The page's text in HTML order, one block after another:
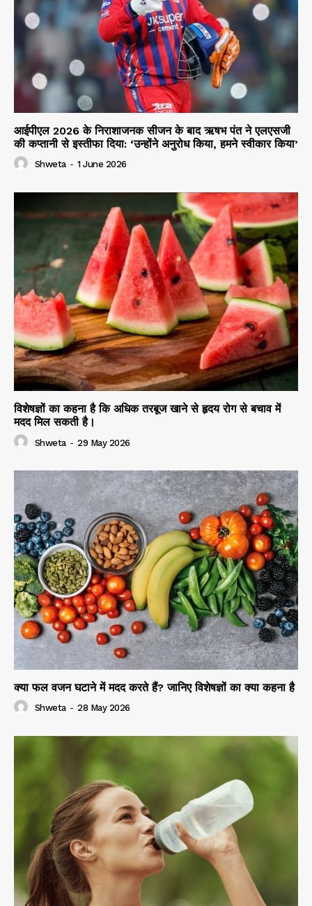
आईपीएल 2026 के निराशाजनक सीजन के बाद ऋषभ पंत ने एलएसजी
की कप्तानी से इस्तीफा दिया: ‘उन्होंने अनुरोध किया, हमने स्वीकार किया’
Shweta - 1 June 2026
विशेषज्ञों का कहना है कि अधिक तरबूज खाने से हृदय रोग से बचाव में
मदद मिल सकती है।
Shweta - 29 May 2026
क्या फल वजन घटाने में मदद करते हैं? जानिए विशेषज्ञों का क्या कहना है
Shweta - 28 May 2026